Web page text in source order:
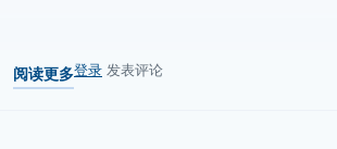
阅读更多
关于 ABB推出专门构建的端到端集成系统，为
登录 发表评论